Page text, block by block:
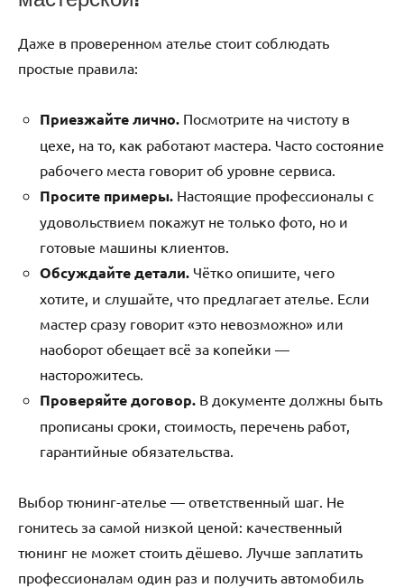
Даже в проверенном ателье стоит соблюдать
простые правила:
Приезжайте лично. Посмотрите на чистоту в
цехе, на то, как работают мастера. Часто состояние
рабочего места говорит об уровне сервиса.
Просите примеры. Настоящие профессионалы с
удовольствием покажут не только фото, но и
готовые машины клиентов.
Обсуждайте детали. Чётко опишите, чего
хотите, и слушайте, что предлагает ателье. Если
мастер сразу говорит «это невозможно» или
наоборот обещает всё за копейки —
насторожитесь.
Проверяйте договор. В документе должны быть
прописаны сроки, стоимость, перечень работ,
гарантийные обязательства.
Выбор тюнинг-ателье — ответственный шаг. Не
гонитесь за самой низкой ценой: качественный
тюнинг не может стоить дёшево. Лучше заплатить
профессионалам один раз и получить автомобиль